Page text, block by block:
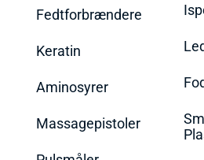
Fedtforbrændere
Keratin
Aminosyrer
Massagepistoler